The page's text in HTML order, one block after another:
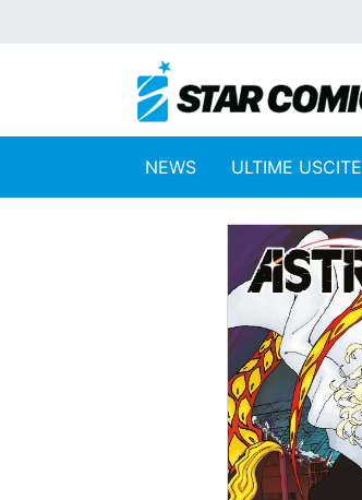
NEWS ULTIME USCITE